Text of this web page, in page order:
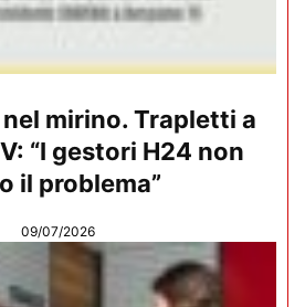
mirino. Trapletti a
“I gestori H24 non
il problema”
09/07/2026